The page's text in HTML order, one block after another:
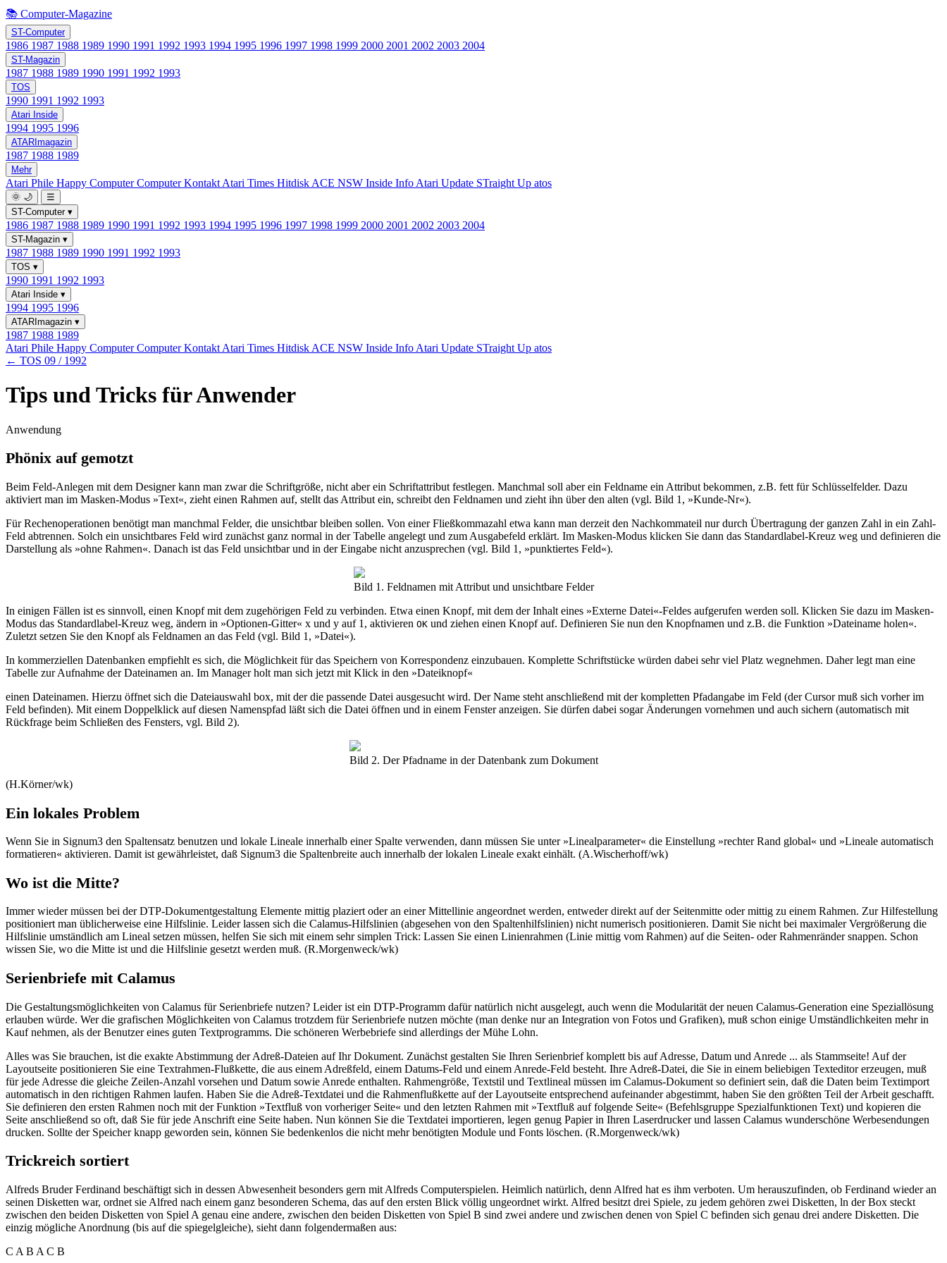
📚 Computer-Magazine
ST-Computer
1986 1987 1988 1989 1990 1991 1992 1993 1994 1995 1996 1997 1998 1999 2000 2001 2002 2003 2004
ST-Magazin
1987 1988 1989 1990 1991 1992 1993
TOS
1990 1991 1992 1993
Atari Inside
1994 1995 1996
ATARImagazin
1987 1988 1989
Mehr
Atari Phile Happy ComputerComputer Kontakt Atari Times Hitdisk ACE NSW Inside Info Atari Update STraight Up atos
🌞 🌙
☰
ST-Computer ▾
1986 1987 1988 1989 1990 1991 1992 1993 1994 1995 1996 1997 1998 1999 2000 2001 2002 2003 2004
ST-Magazin ▾
1987 1988 1989 1990 1991 1992 1993
TOS ▾
1990 1991 1992 1993
Atari Inside ▾
1994 1995 1996
ATARImagazin ▾
1987 1988 1989
Atari Phile Happy ComputerComputer Kontakt Atari Times Hitdisk ACE NSW Inside Info Atari Update STraight Up atos
← TOS 09 / 1992
Tips und Tricks für Anwender
Anwendung
Phönix auf gemotzt
Beim Feld-Anlegen mit dem Designer kann man zwar die Schriftgröße, nicht aber ein Schriftattribut festlegen. Manchmal soll aber ein Feldname ein Attribut bekommen, z.B. fett für Schlüsselfelder. Dazu
aktiviert man im Masken-Modus »Text«, zieht einen Rahmen auf, stellt das Attribut ein, schreibt den Feldnamen und zieht ihn über den alten (vgl. Bild 1, »Kunde-Nr«).
Für Rechenoperationen benötigt man manchmal Felder, die unsichtbar bleiben sollen. Von einer Fließkommazahl etwa kann man derzeit den Nachkommateil nur durch Übertragung der ganzen Zahl in ein Zahl-
Feld abtrennen. Solch ein unsichtbares Feld wird zunächst ganz normal in der Tabelle angelegt und zum Ausgabefeld erklärt. Im Masken-Modus klicken Sie dann das Standardlabel-Kreuz weg und definieren die
Darstellung als »ohne Rahmen«. Danach ist das Feld unsichtbar und in der Eingabe nicht anzusprechen (vgl. Bild 1, »punktiertes Feld«).
Bild 1. Feldnamen mit Attribut und unsichtbare Felder
In einigen Fällen ist es sinnvoll, einen Knopf mit dem zugehörigen Feld zu verbinden. Etwa einen Knopf, mit dem der Inhalt eines »Externe Datei«-Feldes aufgerufen werden soll. Klicken Sie dazu im Masken-
Modus das Standardlabel-Kreuz weg, ändern in »Optionen-Gitter« x und y auf 1, aktivieren OK und ziehen einen Knopf auf. Definieren Sie nun den Knopfnamen und z.B. die Funktion »Dateiname holen«.
Zuletzt setzen Sie den Knopf als Feldnamen an das Feld (vgl. Bild 1, »Datei«).
In kommerziellen Datenbanken empfiehlt es sich, die Möglichkeit für das Speichern von Korrespondenz einzubauen. Komplette Schriftstücke würden dabei sehr viel Platz wegnehmen. Daher legt man eine
Tabelle zur Aufnahme der Dateinamen an. Im Manager holt man sich jetzt mit Klick in den »Dateiknopf«
einen Dateinamen. Hierzu öffnet sich die Dateiauswahl box, mit der die passende Datei ausgesucht wird. Der Name steht anschließend mit der kompletten Pfadangabe im Feld (der Cursor muß sich vorher im
Feld befinden). Mit einem Doppelklick auf diesen Namenspfad läßt sich die Datei öffnen und in einem Fenster anzeigen. Sie dürfen dabei sogar Änderungen vornehmen und auch sichern (automatisch mit
Rückfrage beim Schließen des Fensters, vgl. Bild 2).
Bild 2. Der Pfadname in der Datenbank zum Dokument
(H.Körner/wk)
Ein lokales Problem
Wenn Sie in Signum3 den Spaltensatz benutzen und lokale Lineale innerhalb einer Spalte verwenden, dann müssen Sie unter »Linealparameter« die Einstellung »rechter Rand global« und »Lineale automatisch
formatieren« aktivieren. Damit ist gewährleistet, daß Signum3 die Spaltenbreite auch innerhalb der lokalen Lineale exakt einhält. (A.Wischerhoff/wk)
Wo ist die Mitte?
Immer wieder müssen bei der DTP-Dokumentgestaltung Elemente mittig plaziert oder an einer Mittellinie angeordnet werden, entweder direkt auf der Seitenmitte oder mittig zu einem Rahmen. Zur Hilfestellung
positioniert man üblicherweise eine Hilfslinie. Leider lassen sich die Calamus-Hilfslinien (abgesehen von den Spaltenhilfslinien) nicht numerisch positionieren. Damit Sie nicht bei maximaler Vergrößerung die
Hilfslinie umständlich am Lineal setzen müssen, helfen Sie sich mit einem sehr simplen Trick: Lassen Sie einen Linienrahmen (Linie mittig vom Rahmen) auf die Seiten- oder Rahmenränder snappen. Schon
wissen Sie, wo die Mitte ist und die Hilfslinie gesetzt werden muß. (R.Morgenweck/wk)
Serienbriefe mit Calamus
Die Gestaltungsmöglichkeiten von Calamus für Serienbriefe nutzen? Leider ist ein DTP-Programm dafür natürlich nicht ausgelegt, auch wenn die Modularität der neuen Calamus-Generation eine Speziallösung
erlauben würde. Wer die grafischen Möglichkeiten von Calamus trotzdem für Serienbriefe nutzen möchte (man denke nur an Integration von Fotos und Grafiken), muß schon einige Umständlichkeiten mehr in
Kauf nehmen, als der Benutzer eines guten Textprogramms. Die schöneren Werbebriefe sind allerdings der Mühe Lohn.
Alles was Sie brauchen, ist die exakte Abstimmung der Adreß-Dateien auf Ihr Dokument. Zunächst gestalten Sie Ihren Serienbrief komplett bis auf Adresse, Datum und Anrede ... als Stammseite! Auf der
Layoutseite positionieren Sie eine Textrahmen-Flußkette, die aus einem Adreßfeld, einem Datums-Feld und einem Anrede-Feld besteht. Ihre Adreß-Datei, die Sie in einem beliebigen Texteditor erzeugen, muß
für jede Adresse die gleiche Zeilen-Anzahl vorsehen und Datum sowie Anrede enthalten. Rahmengröße, Textstil und Textlineal müssen im Calamus-Dokument so definiert sein, daß die Daten beim Textimport
automatisch in den richtigen Rahmen laufen. Haben Sie die Adreß-Textdatei und die Rahmenflußkette auf der Layoutseite entsprechend aufeinander abgestimmt, haben Sie den größten Teil der Arbeit geschafft.
Sie definieren den ersten Rahmen noch mit der Funktion »Textfluß von vorheriger Seite« und den letzten Rahmen mit »Textfluß auf folgende Seite« (Befehlsgruppe Spezialfunktionen Text) und kopieren die
Seite anschließend so oft, daß Sie für jede Anschrift eine Seite haben. Nun können Sie die Textdatei importieren, legen genug Papier in Ihren Laserdrucker und lassen Calamus wunderschöne Werbesendungen
drucken. Sollte der Speicher knapp geworden sein, können Sie bedenkenlos die nicht mehr benötigten Module und Fonts löschen. (R.Morgenweck/wk)
Trickreich sortiert
Alfreds Bruder Ferdinand beschäftigt sich in dessen Abwesenheit besonders gern mit Alfreds Computerspielen. Heimlich natürlich, denn Alfred hat es ihm verboten. Um herauszufinden, ob Ferdinand wieder an
seinen Disketten war, ordnet sie Alfred nach einem ganz besonderen Schema, das auf den ersten Blick völlig ungeordnet wirkt. Alfred besitzt drei Spiele, zu jedem gehören zwei Disketten, ln der Box steckt
zwischen den beiden Disketten von Spiel A genau eine andere, zwischen den beiden Disketten von Spiel B sind zwei andere und zwischen denen von Spiel C befinden sich genau drei andere Disketten. Die
einzig mögliche Anordnung (bis auf die spiegelgleiche), sieht dann folgendermaßen aus:
C A B A C B